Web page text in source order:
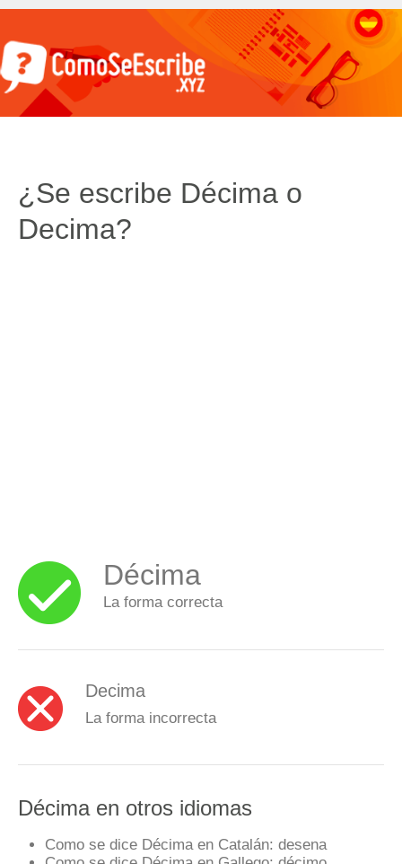
¿Se escribe Décima o
Decima?
Décima
La forma correcta
Decima
La forma incorrecta
Décima en otros idiomas
Como se dice Décima en Catalán: desena